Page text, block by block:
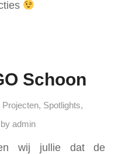
Schoon
Projecten, Spotlights,
byadmin
wij jullie dat de